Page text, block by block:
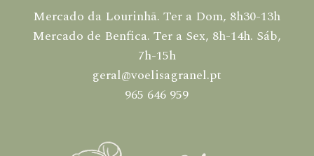
Mercado da Lourinhã. Ter a Dom, 8h30-13h
Mercado de Benfica. Ter a Sex, 8h-14h. Sáb,
7h-15h
geral@voelisagranel.pt
965 646 959